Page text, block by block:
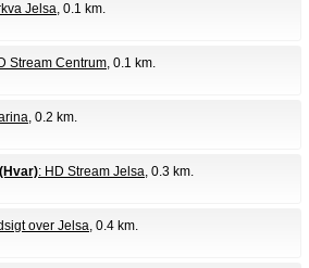
Jelsa, 0.1 km.
Stream Centrum, 0.1 km.
, 0.2 km.
: HD Stream Jelsa, 0.3 km.
over Jelsa, 0.4 km.